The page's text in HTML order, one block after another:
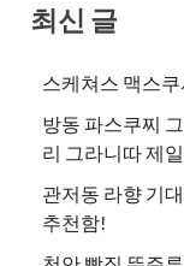
최신 글
스케쳐스 맥스
방동 파스쿠찌
리 그라니따 제
관저동 라향 기
추천함!